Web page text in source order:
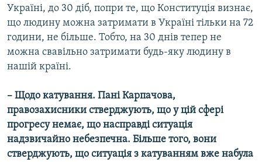
Україні, до 30 діб, попри те, що Конституція визнає,
що людину можна затримати в Україні тільки на 72
години, не більше. Тобто, на 30 днів тепер не
можна свавільно затримати будь-яку людину в
нашій країні.
– Щодо катування. Пані Карпачова,
правозахисники стверджують, що у цій сфері
прогресу немає, що насправді ситуація
надзвичайно небезпечна. Більше того, вони
стверджують, що ситуація з катуванням вже набула